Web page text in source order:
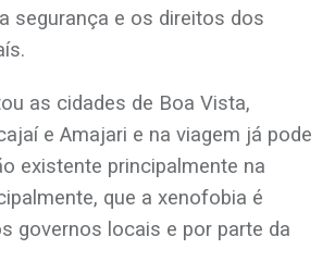
segurança e os direitos dos
as cidades de Boa Vista,
e Amajari e na viagem já pode
existente principalmente na
que a xenofobia é
governos locais e por parte da